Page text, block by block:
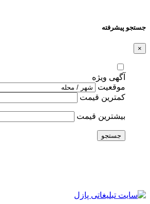
جستجو پیشرفته
×
آگهی ویژه
موقعیت
کمترین قیمت
بیشترین قیمت
جستجو